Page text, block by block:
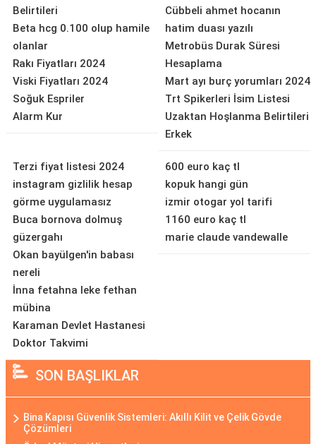
Belirtileri
Beta hcg 0.100 olup hamile
olanlar
Rakı Fiyatları 2024
Viski Fiyatları 2024
Soğuk Espriler
Alarm Kur
Cübbeli ahmet hocanın
hatim duası yazılı
Metrobüs Durak Süresi
Hesaplama
Mart ayı burç yorumları 2024
Trt Spikerleri İsim Listesi
Uzaktan Hoşlanma Belirtileri
Erkek
Terzi fiyat listesi 2024
instagram gizlilik hesap
görme uygulamasız
Buca bornova dolmuş
güzergahı
Okan bayülgen'in babası
nereli
İnna fetahna leke fethan
mübina
Karaman Devlet Hastanesi
Doktor Takvimi
600 euro kaç tl
kopuk hangi gün
izmir otogar yol tarifi
1160 euro kaç tl
marie claude vandewalle
SON BAŞLIKLAR
Bina Kapısı Güvenlik Sistemleri: Akıllı Kilit ve Çelik Gövde
Çözümleri